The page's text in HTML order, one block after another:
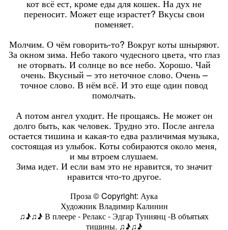
кот всё ест, кроме еды для кошек. На дух не
переносит. Может еще израстет? Вкусы свои
поменяет.
Молчим. О чём говорить-то? Вокруг коты шныряют.
За окном зима. Небо такого чудесного цвета, что глаз
не оторвать. И солнце во все небо. Хорошо. Чай
очень. Вкусный – это неточное слово. Очень –
точное слово. В нём всё. И это еще один повод
помолчать.
А потом ангел уходит. Не прощаясь. Не может он
долго быть, как человек. Трудно это. После ангела
остается тишина и какая-то едва различимая музыка,
состоящая из улыбок. Коты собираются около меня,
и мы втроем слушаем.
Зима идет. И если вам это не нравится, то значит
нравится что-то другое.
Проза © Copyright: Аука
Художник Владимир Калинин
♫♪♫♪ В плеере - Релакс - Эдгар Туниянц -В объятьях
тишины. ♫♪♫♪